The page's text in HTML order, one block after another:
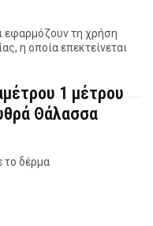
εφαρμόζουν τη χρήση
η οποία επεκτείνεται
1 μέτρου
Θάλασσα
το δέρμα